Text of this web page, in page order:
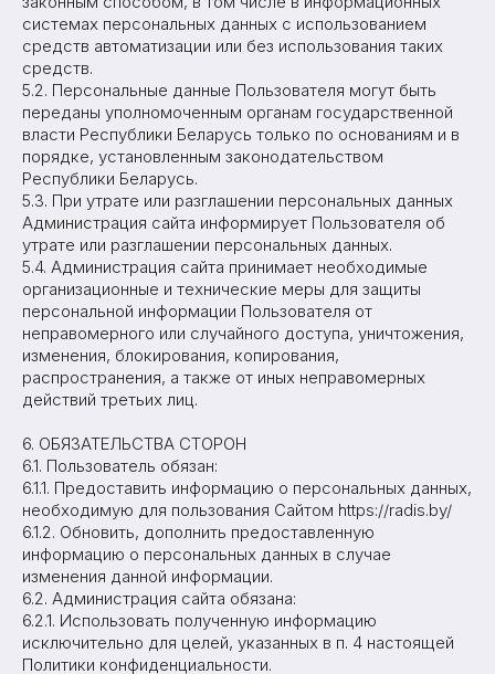
системах персональных данных с использованием
средств автоматизации или без использования таких
средств.
5.2. Персональные данные Пользователя могут быть
переданы уполномоченным органам государственной
власти Республики Беларусь только по основаниям и в
порядке, установленным законодательством
Республики Беларусь.
5.3. При утрате или разглашении персональных данных
Администрация сайта информирует Пользователя об
утрате или разглашении персональных данных.
5.4. Администрация сайта принимает необходимые
организационные и технические меры для защиты
персональной информации Пользователя от
неправомерного или случайного доступа, уничтожения,
изменения, блокирования, копирования,
распространения, а также от иных неправомерных
действий третьих лиц.
6. ОБЯЗАТЕЛЬСТВА СТОРОН
6.1. Пользователь обязан:
6.1.1. Предоставить информацию о персональных данных,
необходимую для пользования Сайтом https://radis.by/
6.1.2. Обновить, дополнить предоставленную
информацию о персональных данных в случае
изменения данной информации.
6.2. Администрация сайта обязана:
6.2.1. Использовать полученную информацию
исключительно для целей, указанных в п. 4 настоящей
Политики конфиденциальности.